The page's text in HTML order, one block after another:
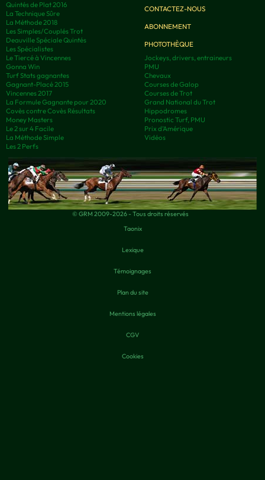
Quintés de Plat 2016
La Technique Sûre
La Méthode 2018
Les Simples/Couplés Trot
Deauville Spéciale Quintés
Les Spécialistes
Le Tiercé à Vincennes
Gonna Win
Turf Stats gagnantes
Gagnant-Placé 2015
Vincennes 2017
La Formule Gagnante pour 2020
Covès contre Covès Résultats
Money Masters
Le 2 sur 4 Facile
La Méthode Simple
Les 2 Perfs
CONTACTEZ-NOUS
ABONNEMENT
PHOTOTHÈQUE
Jockeys, drivers, entraineurs
PMU
Chevaux
Courses de Galop
Courses de Trot
Grand National du Trot
Hippodromes
Pronostic Turf, PMU
Prix d’Amérique
Vidéos
© GRM 2009-2026 - Tous droits réservés
Taonix
Lexique
Témoignages
Plan du site
Mentions légales
CGV
Cookies